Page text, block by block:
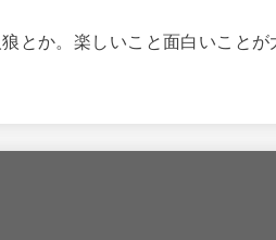
とか。楽しいこと面白いことが